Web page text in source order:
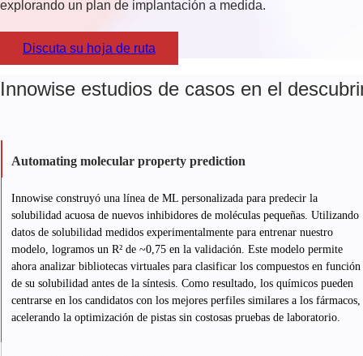
explorando un plan de implantación a medida.
Discuta su hoja de ruta
Innowise estudios de casos en el
Automating molecular property prediction
Innowise construyó una línea de ML personalizada para predecir la
solubilidad acuosa de nuevos inhibidores de moléculas pequeñas. Utilizando
datos de solubilidad medidos experimentalmente para entrenar nuestro
modelo, logramos un R² de ~0,75 en la validación. Este modelo permite
ahora analizar bibliotecas virtuales para clasificar los compuestos en función
de su solubilidad antes de la síntesis. Como resultado, los químicos pueden
centrarse en los candidatos con los mejores perfiles similares a los fármacos,
acelerando la optimización de pistas sin costosas pruebas de laboratorio.